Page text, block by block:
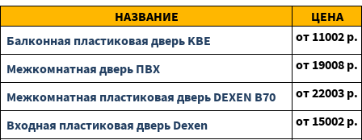
НАЗВАНИЕ
ЦЕНА
Балконная пластиковая дверь KBE
от 11002 р.
Межкомнатная дверь ПВХ
от 19008 р.
Межкомнатная пластиковая дверь DEXEN B70
от22003 р.
Входная пластиковая дверь Dexen
от 15002 р.